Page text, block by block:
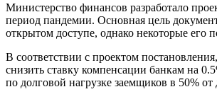
Министерство финансов разработало
период пандемии. Основная цель
открытом доступе, однако некоторые его
В соответствии с проектом
снизить ставку компенсации банкам на
по долговой нагрузке заемщиков в 50%